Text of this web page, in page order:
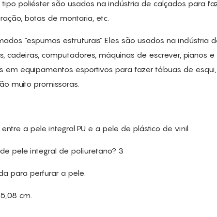
poliéster são usados ​​na indústria de calçados para
botas de montaria, etc.
“espumas estruturais” Eles são usados ​​na indústria
cadeiras, computadores, máquinas de escrever, pianos
equipamentos esportivos para fazer tábuas de esqui,
muito promissoras.
a pele integral PU e a pele de plástico de vinil
para perfurar a pele.
cm.